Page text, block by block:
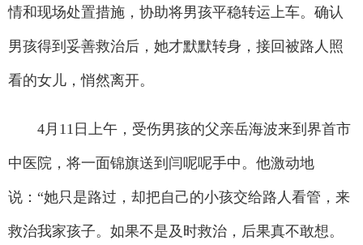
情和现场处置措施，协助将男孩平稳转运上车。确认
男孩得到妥善救治后，她才默默转身，接回被路人照
看的女儿，悄然离开。
4月11日上午，受伤男孩的父亲岳海波来到界首市
中医院，将一面锦旗送到闫呢呢手中。他激动地
说：“她只是路过，却把自己的小孩交给路人看管，来
救治我家孩子。如果不是及时救治，后果真不敢想。